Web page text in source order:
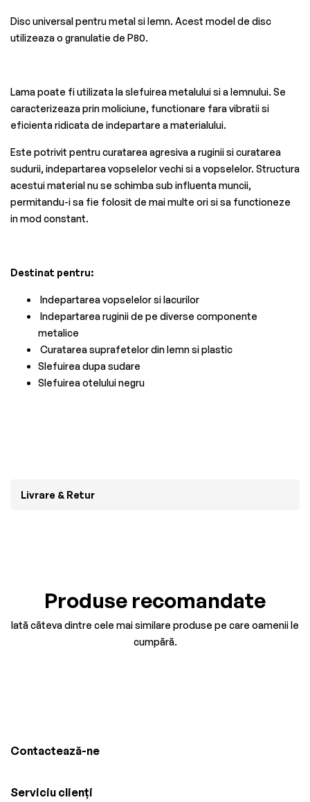
Disc universal pentru metal si lemn. Acest model de disc
utilizeaza o granulatie de P80.
Lama poate fi utilizata la slefuirea metalului si a lemnului. Se
caracterizeaza prin moliciune, functionare fara vibratii si
eficienta ridicata de indepartare a materialului.
Este potrivit pentru curatarea agresiva a ruginii si curatarea
sudurii, indepartarea vopselelor vechi si a vopselelor. Structura
acestui material nu se schimba sub influenta muncii,
permitandu-i sa fie folosit de mai multe ori si sa functioneze
in mod constant.
Destinat pentru:
Indepartarea vopselelor si lacurilor
Indepartarea ruginii de pe diverse componente
metalice
Curatarea suprafetelor din lemn si plastic
Slefuirea dupa sudare
Slefuirea otelului negru
Livrare & Retur
Produse recomandate
Iată câteva dintre cele mai similare produse pe care oamenii le
cumpără.
Contactează-ne
Serviciu clienți